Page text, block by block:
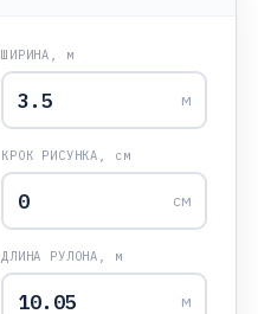
ШИРИНА, м
м
КРОК РИСУНКА, см
см
ДЛИНА РУЛОНА, м
м